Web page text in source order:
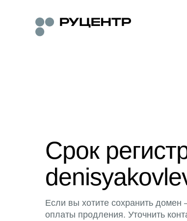
Срок
Если вы хотите сохранить домен
оплаты продления. Уточнить